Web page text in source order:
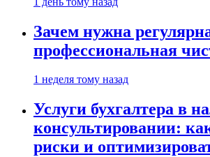
Зачем нужна
профессиональная
1 неделя тому назад
Услуги бухгалтера в
консультировании:
риски и